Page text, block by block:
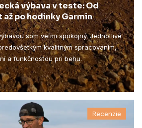
výbava v teste: Od
po hodinky Garmin
som veľmi spokojný. Jednotlivé
kvalitným spracovaním,
a funkčnosťou pri behu.
Recenzie